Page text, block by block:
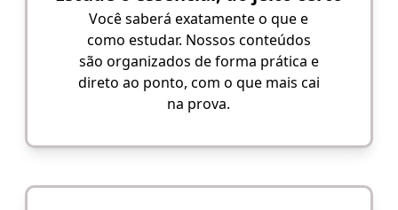
Você saberá exatamente o que e
como estudar. Nossos conteúdos
são organizados de forma prática e
direto ao ponto, com o que mais cai
na prova.